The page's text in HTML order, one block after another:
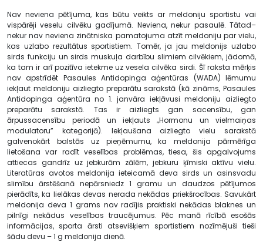
Nav neviena pētījuma, kas būtu veikts ar meldoniju sportistu vai
vispārēji veselu cilvēku gadījumā. Neviena, nekur pasaulē. Tātad–
nekur nav neviena zinātniska pamatojuma atzīt meldoniju par vielu,
kas uzlabo rezultātus sportistiem. Tomēr, ja jau meldonijs uzlabo
sirds funkciju un sirds muskuļa darbību slimiem cilvēkiem, jādomā,
ka tam ir arī pozitīva ietekme uz vesela cilvēka sirdi. Šī raksta mērķis
nav apstrīdēt Pasaules Antidopinga aģentūras (WADA) lēmumu
iekļaut meldoniju aizliegto preparātu sarakstā (kā zināms, Pasaules
Antidopinga aģentūra no 1. janvāra iekļāvusi meldoniju aizliegto
preparātu sarakstā. Tas ir aizliegts gan sacensību, gan
ārpussacensību periodā un iekļauts „Hormonu un vielmaiņas
modulatoru” kategorijā). Iekļaušana aizliegto vielu sarakstā
galvenokārt balstās uz pieņēmumu, ka meldonija pārmērīga
lietošana var radīt veselības problēmas, tiesa, šis apgalvojums
attiecas gandrīz uz jebkurām zālēm, jebkuru ķīmiski aktīvu vielu.
Literatūras avotos meldonija ieteicamā deva sirds un asinsvadu
slimību ārstēšanā nepārsniedz 1 gramu un daudzos pētījumos
pierādīts, ka lielākas devas nerada nekādas priekšrocības. Savukārt
meldonija deva 1 grams nav radījis praktiski nekādas blaknes un
pilnīgi nekādus veselības traucējumus. Pēc manā rīcībā esošās
informācijas, sporta ārsti atsevišķiem sportistiem nozīmējuši tieši
šādu devu – 1 g meldonija dienā.